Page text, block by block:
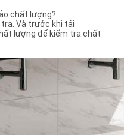
chất lượng?
Và trước khi tải
lượng để kiểm tra chất